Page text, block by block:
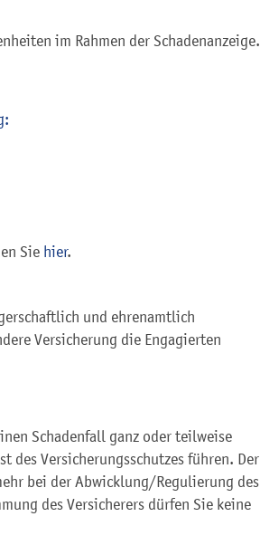
im Rahmen der Schadenanzeige.
Sie hier.
und ehrenamtlich
Versicherung die Engagierten
Schadenfall ganz oder teilweise
des Versicherungsschutzes führen. Der
bei der Abwicklung/Regulierung des
des Versicherers dürfen Sie keine